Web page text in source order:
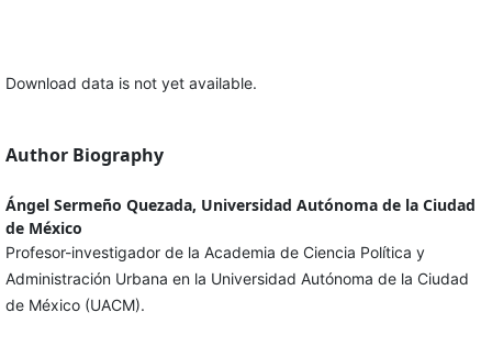
Download data is not yet available.
Author Biography
Ángel Sermeño Quezada, Universidad Autónoma de la Ciudad
de México
Profesor-investigador de la Academia de Ciencia Política y
Administración Urbana en la Universidad Autónoma de la Ciudad
de México (UACM).